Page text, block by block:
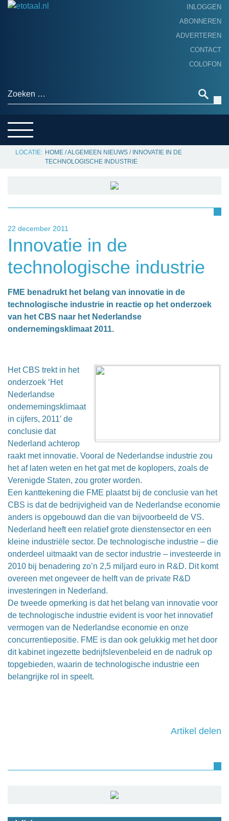
INLOGGEN
ABONNEREN
ADVERTEREN
CONTACT
COLOFON
Zoeken naar:
SERVICE
HOME /ALGEMEEN NIEUWS / INNOVATIE IN DE
TECHNOLOGISCHE INDUSTRIE
22 december 2011
Innovatie in de
technologische industrie
FME benadrukt het belang van innovatie in de
technologische industrie in reactie op het onderzoek
van het CBS naar het Nederlandse
ondernemingsklimaat 2011.
Het CBS trekt in het
onderzoek ‘Het
Nederlandse
ondernemingsklimaat
in cijfers, 2011′ de
conclusie dat
Nederland achterop
raakt met innovatie. Vooral de Nederlandse industrie zou
het af laten weten en het gat met de koplopers, zoals de
Verenigde Staten, zou groter worden.
Een kanttekening die FME plaatst bij de conclusie van het
CBS is dat de bedrijvigheid van de Nederlandse economie
anders is opgebouwd dan die van bijvoorbeeld de VS.
Nederland heeft een relatief grote dienstensector en een
kleine industriële sector. De technologische industrie – die
onderdeel uitmaakt van de sector industrie – investeerde in
2010 bij benadering zo’n 2,5 miljard euro in R&D. Dit komt
overeen met ongeveer de helft van de private R&D
investeringen in Nederland.
De tweede opmerking is dat het belang van innovatie voor
de technologische industrie evident is voor het innovatief
vermogen van de Nederlandse economie en onze
concurrentiepositie. FME is dan ook gelukkig met het door
dit kabinet ingezette bedrijfslevenbeleid en de nadruk op
topgebieden, waarin de technologische industrie een
belangrijke rol in speelt.
Artikel delen